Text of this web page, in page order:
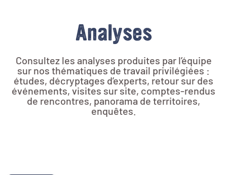
Analyses
Consultez les analyses produites par l’équipe
sur nos thématiques de travail privilégiées :
études, décryptages d’experts, retour sur des
événements, visites sur site, comptes-rendus
de rencontres, panorama de territoires,
enquêtes.